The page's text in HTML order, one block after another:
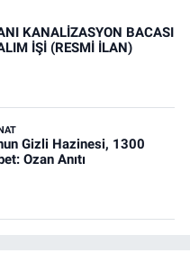
KANALİZASYON BACASI
İŞİ (RESMİ İLAN)
Gizli Hazinesi, 1300
Ozan Anıtı